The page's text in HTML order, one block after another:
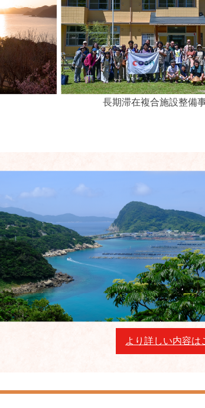
長期滞在複合施設整備
より詳しい内容は